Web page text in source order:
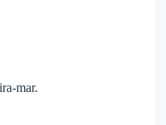
mar.